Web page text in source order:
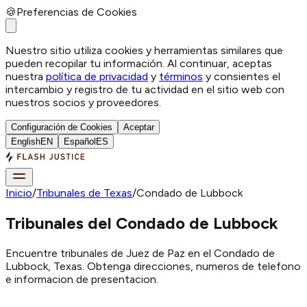
🍪Preferencias de Cookies
Nuestro sitio utiliza cookies y herramientas similares que
pueden recopilar tu información. Al continuar, aceptas
nuestra política de privacidad y términos y consientes el
intercambio y registro de tu actividad en el sitio web con
nuestros socios y proveedores.
Configuración de Cookies
Aceptar
EnglishEN Español ES
Inicio/Tribunales de Texas/Condado de Lubbock
Tribunales del Condado de Lubbock
Encuentre tribunales de Juez de Paz en el Condado de
Lubbock, Texas. Obtenga direcciones, numeros de telefono
e informacion de presentacion.